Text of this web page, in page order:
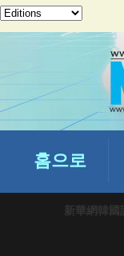
新華網韓國